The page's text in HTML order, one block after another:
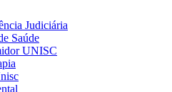
Judiciária
Saúde
UNISC